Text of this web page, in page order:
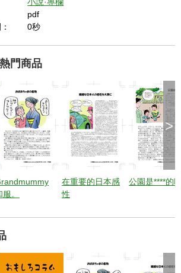
小說·專欄
pdf
0秒
門商品
。
在重要的日本感
性
公園是****的
>